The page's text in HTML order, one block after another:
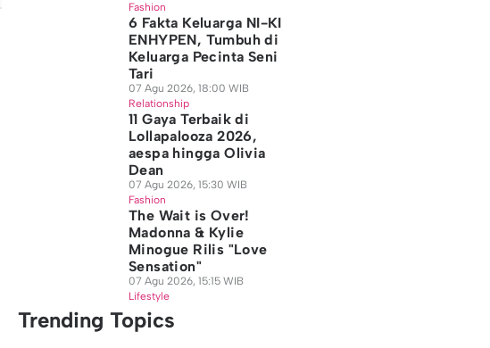
Fashion
6 Fakta Keluarga NI-KI
ENHYPEN, Tumbuh di
Keluarga Pecinta Seni
Tari
07 Agu 2026, 18:00 WIB
Relationship
11 Gaya Terbaik di
Lollapalooza 2026,
aespa hingga Olivia
Dean
07 Agu 2026, 15:30 WIB
Fashion
The Wait is Over!
Madonna & Kylie
Minogue Rilis "Love
Sensation"
07 Agu 2026, 15:15 WIB
Lifestyle
Trending Topics